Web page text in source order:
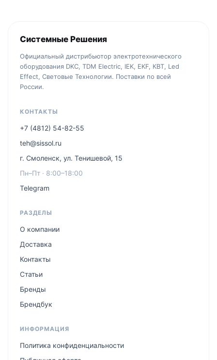
Системные Решения
Официальный дистрибьютор электротехнического
оборудования DKC, TDM Electric, IEK, EKF, КВТ, Led
Effect, Световые Технологии. Поставки по всей
России.
КОНТАКТЫ
+7 (4812) 54-82-55
teh@sissol.ru
г. Смоленск, ул. Тенишевой, 15
Пн–Пт · 8:00–18:00
Telegram
РАЗДЕЛЫ
О компании
Доставка
Контакты
Статьи
Бренды
Брендбук
ИНФОРМАЦИЯ
Политика конфиденциальности